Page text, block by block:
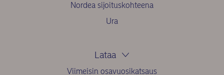
Nordea sijoituskohteena
Ura
Lataa
Viimeisin osavuosikatsaus